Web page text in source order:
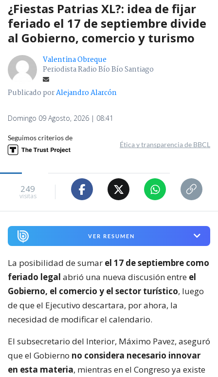
¿Fiestas Patrias XL?: idea de fijar
feriado el 17 de septiembre divide
al Gobierno, comercio y turismo
Valentina Obreque
Periodista Radio Bío Bío Santiago
Publicado porAlejandro Alarcón
Domingo 09 Agosto, 2026 | 08:41
Seguimos criterios de
Ética y transparencia de BBCL
249
visitas
VER RESUMEN
La posibilidad de sumar el 17 de septiembre como
feriado legal abrió una nueva discusión entre el
Gobierno, el comercio y el sector turístico, luego
de que el Ejecutivo descartara, por ahora, la
necesidad de modificar el calendario.
El subsecretario del Interior, Máximo Pavez, aseguró
que el Gobierno no considera necesario innovar
en esta materia, mientras en el Congreso ya existe